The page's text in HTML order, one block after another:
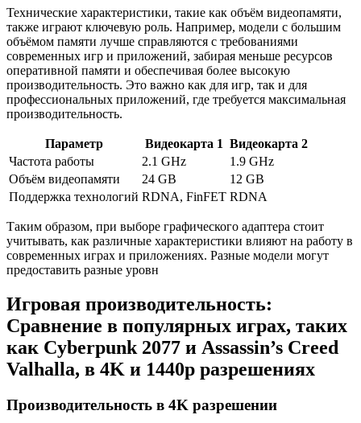
Технические характеристики, такие как объём видеопамяти,
также играют ключевую роль. Например, модели с большим
объёмом памяти лучше справляются с требованиями
современных игр и приложений, забирая меньше ресурсов
оперативной памяти и обеспечивая более высокую
производительность. Это важно как для игр, так и для
профессиональных приложений, где требуется максимальная
производительность.
Параметр Видеокарта 1 Видеокарта 2
Частота работы
2.1 GHz
1.9 GHz
Объём видеопамяти
24 GB
12 GB
Поддержка технологий RDNA, FinFET RDNA
Таким образом, при выборе графического адаптера стоит
учитывать, как различные характеристики влияют на работу в
современных играх и приложениях. Разные модели могут
предоставить разные уровн
Игровая производительность:
Сравнение в популярных играх, таких
как Cyberpunk 2077 и Assassin’s Creed
Valhalla, в 4K и 1440p разрешениях
Производительность в 4K разрешении